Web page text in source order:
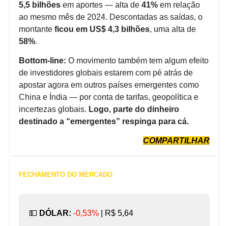
5,5 bilhõesem aportes — alta de 41%em relação
ao mesmo mês de 2024. Descontadas as saídas, o
montante ficou em US$ 4,3 bilhões, uma alta de
58%.
Bottom-line: O movimento também tem algum efeito
de investidores globais estarem com pé atrás de
apostar agora em outros países emergentes como
China e Índia — por conta de tarifas, geopolítica e
incertezas globais. Logo, parte do dinheiro
destinado a “emergentes” respinga para cá.
COMPARTILHAR
FECHAMENTO DO MERCADO
💵 DÓLAR: -0,53%| R$ 5,64